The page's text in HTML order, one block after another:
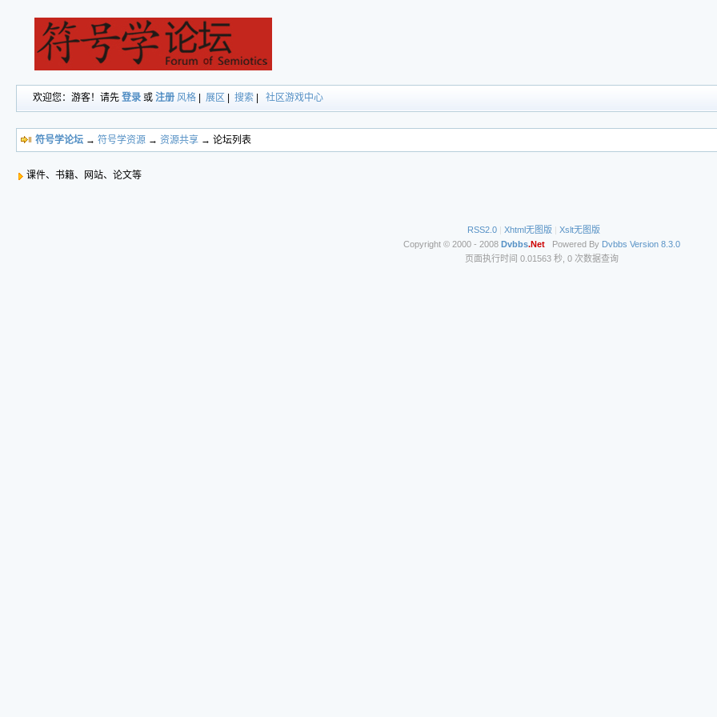
欢迎您：游客！请先登录 或注册 风格 |展区 |搜索 社区游戏中心
符号学论坛 →符号学资源 →资源共享 → 论坛列表
课件、书籍、网站、论文等
RSS2.0 | Xhtml无图版 | Xslt无图版
Copyright © 2000 - 2008 Dvbbs.Net Powered By Dvbbs Version 8.3.0
页面执行时间 0.01563 秒, 0 次数据查询